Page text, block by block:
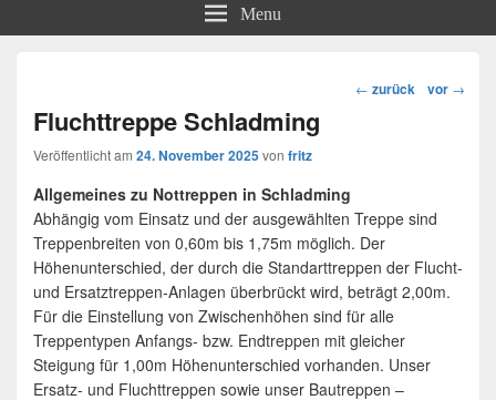
Menu
Beitragsnavigation
← zurück vor →
Fluchttreppe Schladming
Veröffentlicht am 24. November 2025von fritz
Allgemeines zu Nottreppen in Schladming
Abhängig vom Einsatz und der ausgewählten Treppe sind
Treppenbreiten von 0,60m bis 1,75m möglich. Der
Höhenunterschied, der durch die Standarttreppen der Flucht-
und Ersatztreppen-Anlagen überbrückt wird, beträgt 2,00m.
Für die Einstellung von Zwischenhöhen sind für alle
Treppentypen Anfangs- bzw. Endtreppen mit gleicher
Steigung für 1,00m Höhenunterschied vorhanden. Unser
Ersatz- und Fluchttreppen sowie unser Bautreppen –